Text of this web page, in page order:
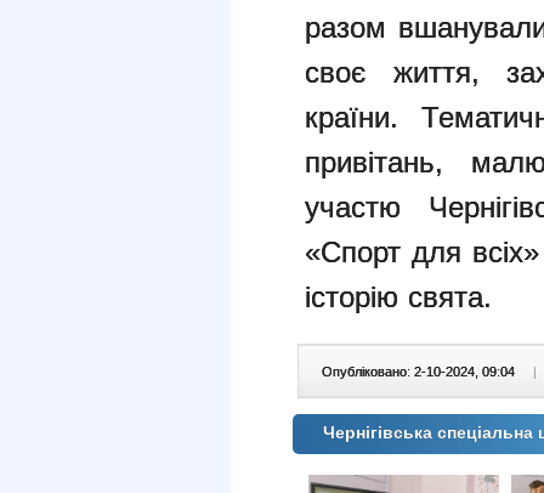
разом
своє життя,
країни.
привітань,
участю
«Спорт для
історію свята.
Опубліковано: 2-10-2024, 09:04 |
Чернігівська